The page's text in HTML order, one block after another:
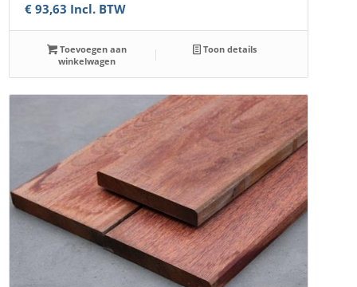
€ 93,63 Incl. BTW
Toevoegen aan
winkelwagen
Toon details